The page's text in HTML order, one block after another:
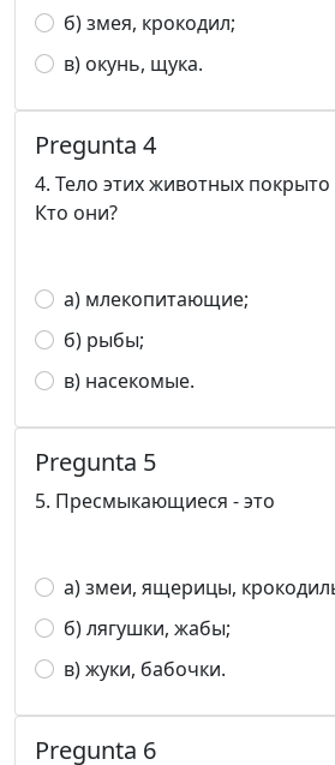
б) змея, крокодил;
в) окунь, щука.
Pregunta 4
4. Тело этих животных
Кто они?
а) млекопитающие;
б) рыбы;
в) насекомые.
Pregunta 5
5. Пресмыкающиеся - это
а) змеи, ящерицы,
б) лягушки, жабы;
в) жуки, бабочки.
Pregunta 6